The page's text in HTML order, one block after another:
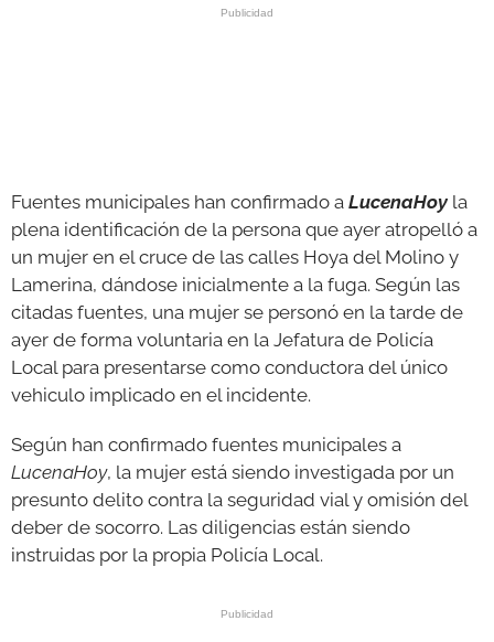
Fuentes municipales han confirmado a LucenaHoy la
plena identificación de la persona que ayer atropelló a
un mujer en el cruce de las calles Hoya del Molino y
Lamerina, dándose inicialmente a la fuga. Según las
citadas fuentes, una mujer se personó en la tarde de
ayer de forma voluntaria en la Jefatura de Policía
Local para presentarse como conductora del único
vehiculo implicado en el incidente.
Según han confirmado fuentes municipales a
LucenaHoy, la mujer está siendo investigada por un
presunto delito contra la seguridad vial y omisión del
deber de socorro. Las diligencias están siendo
instruidas por la propia Policía Local.